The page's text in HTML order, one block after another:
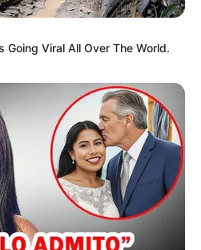
Going Viral All Over The World.